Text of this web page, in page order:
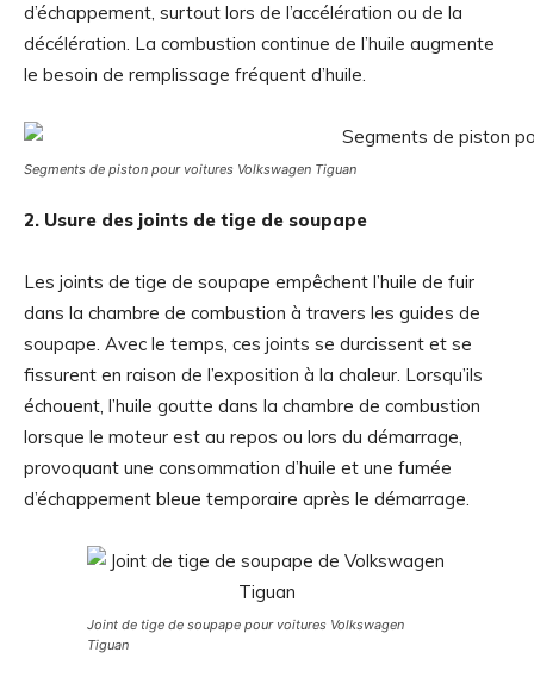
d’échappement, surtout lors de l’accélération ou de la
décélération. La combustion continue de l’huile augmente
le besoin de remplissage fréquent d’huile.
Segments de piston pour voitures Volkswagen Tiguan
2. Usure des joints de tige de soupape
Les joints de tige de soupape empêchent l’huile de fuir
dans la chambre de combustion à travers les guides de
soupape. Avec le temps, ces joints se durcissent et se
fissurent en raison de l’exposition à la chaleur. Lorsqu’ils
échouent, l’huile goutte dans la chambre de combustion
lorsque le moteur est au repos ou lors du démarrage,
provoquant une consommation d’huile et une fumée
d’échappement bleue temporaire après le démarrage.
Joint de tige de soupape pour voitures Volkswagen
Tiguan